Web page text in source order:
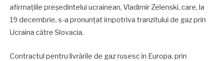
afirmațiile președintelui ucrainean, Vladimir Zelenski, care, la
19 decembrie, s-a pronunțat împotriva tranzitului de gaz prin
Ucraina către Slovacia.
Contractul pentru livrările de gaz rusesc în Europa, prin